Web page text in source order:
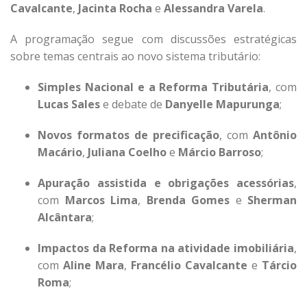
Cavalcante, Jacinta Rocha e Alessandra Varela.
A programação segue com discussões estratégicas
sobre temas centrais ao novo sistema tributário:
Simples Nacional e a Reforma Tributária, com
Lucas Salese debate de Danyelle Mapurunga;
Novos formatos de precificação, com Antônio
Macário, Juliana Coelhoe Márcio Barroso;
Apuração assistida e obrigações acessórias,
com Marcos Lima, Brenda Gomes e Sherman
Alcântara;
Impactos da Reforma na atividade imobiliária,
com Aline Mara, Francélio Cavalcante e Tárcio
Roma;